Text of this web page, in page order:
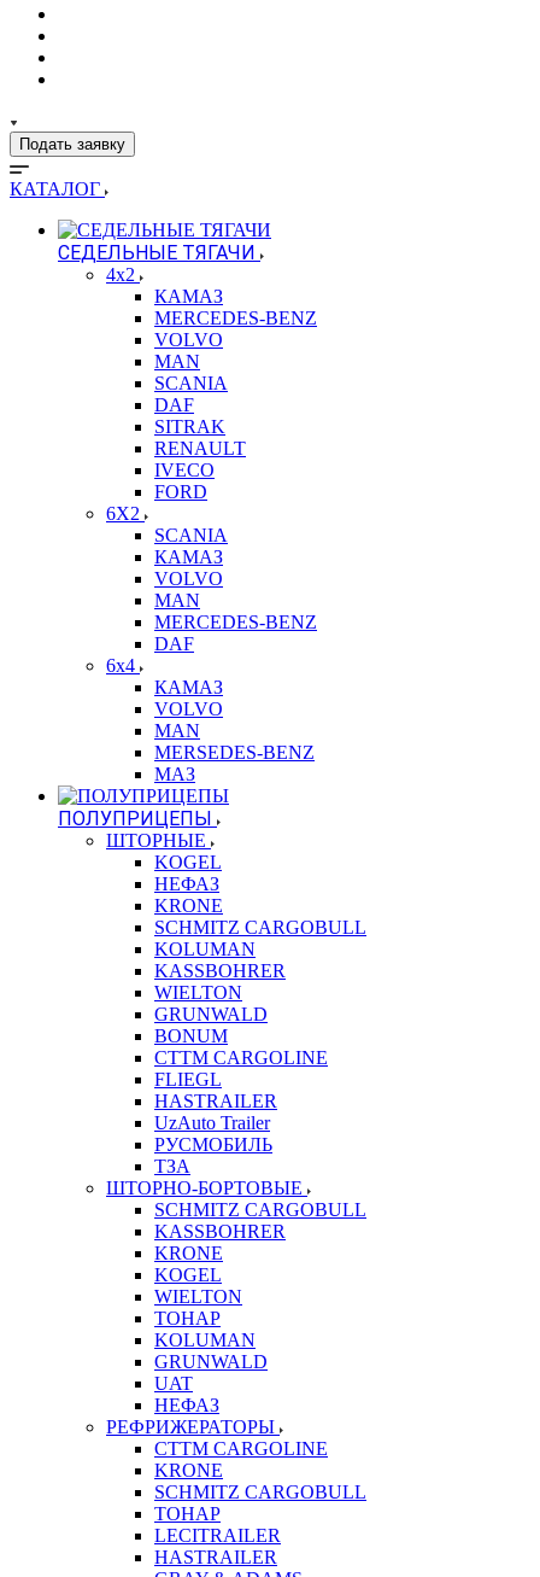
Подать заявку
КАТАЛОГ
СЕДЕЛЬНЫЕ ТЯГАЧИ
4x2
КАМАЗ
MERCEDES-BENZ
VOLVO
MAN
SCANIA
DAF
SITRAK
RENAULT
IVECO
FORD
6X2
SCANIA
КАМАЗ
VOLVO
MAN
MERCEDES-BENZ
DAF
6x4
КАМАЗ
VOLVO
MAN
MERSEDES-BENZ
МАЗ
ПОЛУПРИЦЕПЫ
ШТОРНЫЕ
KOGEL
НЕФАЗ
KRONE
SCHMITZ CARGOBULL
KOLUMAN
KASSBOHRER
WIELTON
GRUNWALD
BONUM
CTTM CARGOLINE
FLIEGL
HASTRAILER
UzAuto Trailer
РУСМОБИЛЬ
ТЗА
ШТОРНО-БОРТОВЫЕ
SCHMITZ CARGOBULL
KASSBOHRER
KRONE
KOGEL
WIELTON
ТОНАР
KOLUMAN
GRUNWALD
UAT
НЕФАЗ
РЕФРИЖЕРАТОРЫ
CTTM CARGOLINE
KRONE
SCHMITZ CARGOBULL
ТОНАР
LECITRAILER
HASTRAILER